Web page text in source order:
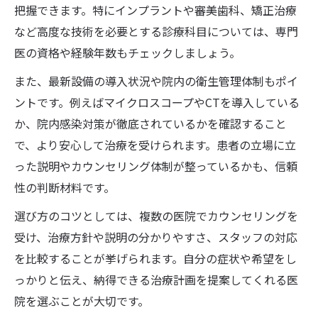
把握できます。特にインプラントや審美歯科、矯正治療
など高度な技術を必要とする診療科目については、専門
医の資格や経験年数もチェックしましょう。
また、最新設備の導入状況や院内の衛生管理体制もポイ
ントです。例えばマイクロスコープやCTを導入している
か、院内感染対策が徹底されているかを確認すること
で、より安心して治療を受けられます。患者の立場に立
った説明やカウンセリング体制が整っているかも、信頼
性の判断材料です。
選び方のコツとしては、複数の医院でカウンセリングを
受け、治療方針や説明の分かりやすさ、スタッフの対応
を比較することが挙げられます。自分の症状や希望をし
っかりと伝え、納得できる治療計画を提案してくれる医
院を選ぶことが大切です。